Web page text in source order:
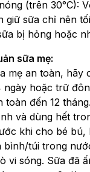
(trên 30°C):
giữ sữa chỉ nên
bị hỏng hoặc
sữa mẹ:
mẹ an toàn, hãy
ngày hoặc trữ
toàn đến 12
và dùng hết
khi cho bé bú,
bình/túi trong
vi sóng. Sữa đã